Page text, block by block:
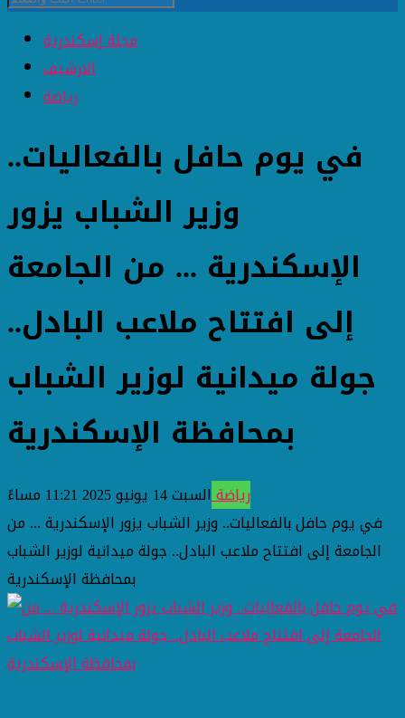
مجلة إسكندرية
الارشيف
رياضة
في يوم حافل بالفعاليات..
وزير الشباب يزور
الإسكندرية ... من الجامعة
إلى افتتاح ملاعب البادل..
جولة ميدانية لوزير الشباب
بمحافظة الإسكندرية
رياضةالسبت 14 يونيو 2025 11:21 مساءً
في يوم حافل بالفعاليات.. وزير الشباب يزور الإسكندرية ... من
الجامعة إلى افتتاح ملاعب البادل.. جولة ميدانية لوزير الشباب
بمحافظة الإسكندرية